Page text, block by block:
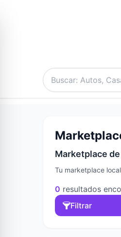
Marketplace
Tu marketplace
0 resultados
Filtrar